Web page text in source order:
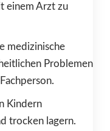
einem Arzt zu
medizinische
Problemen
Kindern
trocken lagern.